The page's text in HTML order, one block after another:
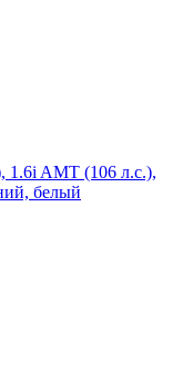
AMT (106 л.с.),
белый